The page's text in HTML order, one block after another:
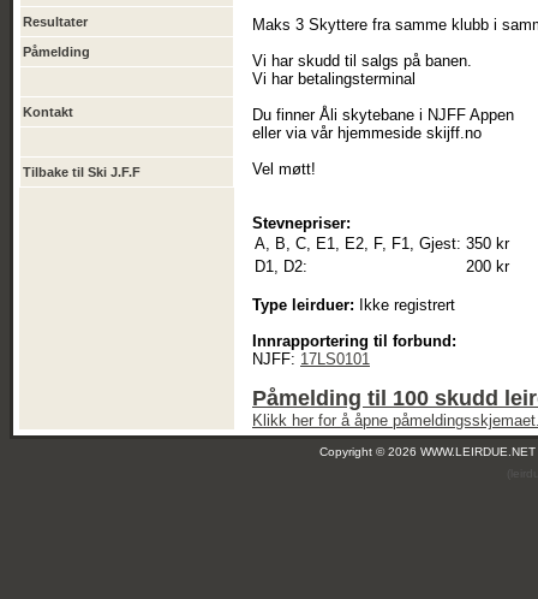
Resultater
Påmelding
Kontakt
Tilbake til Ski J.F.F
Maks 3 Skyttere fra samme klubb i
Vi har skudd til salgs på banen.
Vi har betalingsterminal
Du finner Åli skytebane i NJFF Appen
eller via vår hjemmeside skijff.no
Vel møtt!
Stevnepriser:
A, B, C, E1, E2, F, F1, Gjest: 350 kr
D1, D2:
200 kr
Type leirduer: Ikke registrert
Innrapportering til forbund:
NJFF: 17LS0101
Påmelding til 100 skudd
Klikk her for å åpne
Copyright © 2026